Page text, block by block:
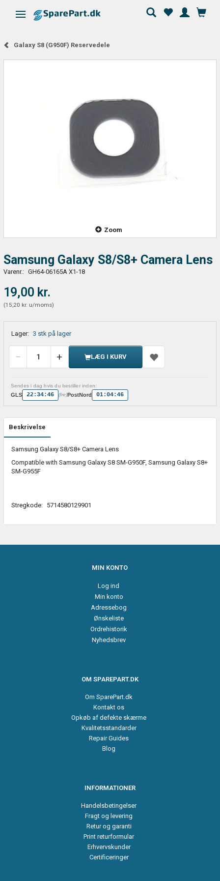
Skifte navigation
Galaxy S8 (G950F) Reservedele
Zoom
Samsung Galaxy S8/S8+ Camera Lens
Varenr.: GH64-06165A X1-18
19,00 kr.
(15,20 kr. u/moms)
Lager: 3 stk på lager
LÆG I KURV
Sendes i dag hvis du bestiller inden:
GLS 22:34:46 (fre)PostNord 01:04:46
Beskrivelse
Samsung Galaxy S8/S8+ Camera Lens
Compatible with Samsung Galaxy S8 SM-G950F, Samsung Galaxy S8+
SM-G955F
Stregkode: 5714580129901
MIN KONTO
Log ind
Min konto
Adressebog
Ønskeliste
Ordrehistorik
Nyhedsbrev
OM SPAREPART.DK
Om SparePart.dk
Kontakt os
Opkøb af defekte skærme
Kvalitetsstandarder
Repair Guides
Blog
INFORMATIONER
Handelsbetingelser
Fragt og levering
Retur og garanti
Print returformular
Erhvervskunder
Certificeringer